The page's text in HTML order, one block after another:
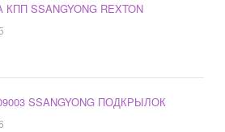
SSANGYONG REXTON
SSANGYONG ПОДКРЫЛОК